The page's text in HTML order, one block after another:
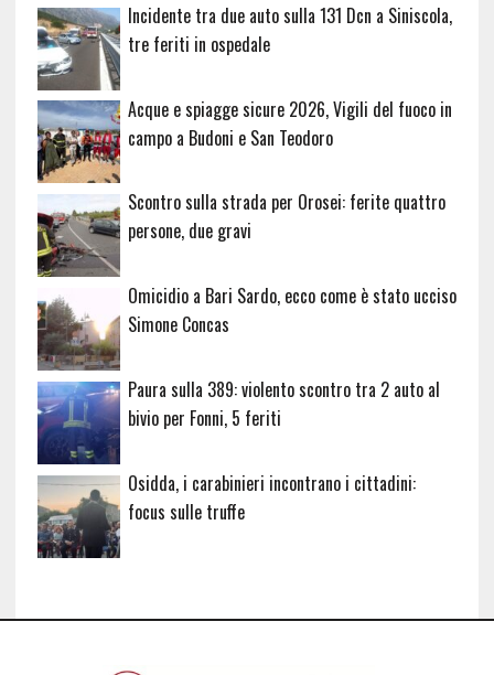
Incidente tra due auto sulla 131 Dcn a Siniscola,
tre feriti in ospedale
Acque e spiagge sicure 2026, Vigili del fuoco in
campo a Budoni e San Teodoro
Scontro sulla strada per Orosei: ferite quattro
persone, due gravi
Omicidio a Bari Sardo, ecco come è stato ucciso
Simone Concas
Paura sulla 389: violento scontro tra 2 auto al
bivio per Fonni, 5 feriti
Osidda, i carabinieri incontrano i cittadini:
focus sulle truffe